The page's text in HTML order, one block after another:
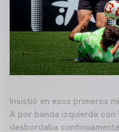
Insistió en esos primeros
A por banda izquierda con
desbordaba